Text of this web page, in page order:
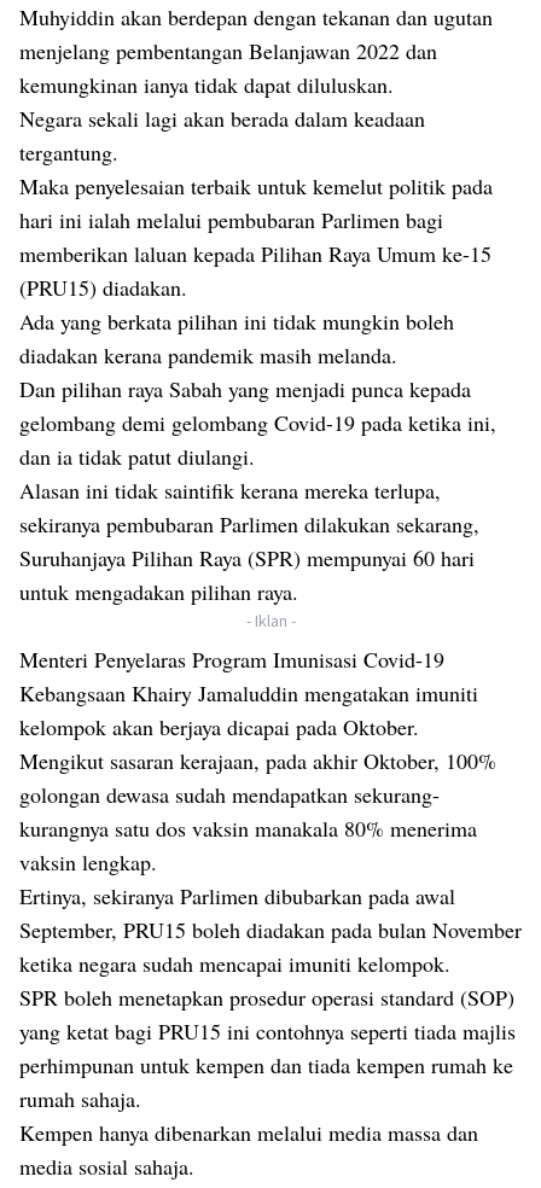
Muhyiddin akan berdepan dengan tekanan dan ugutan
menjelang pembentangan Belanjawan 2022 dan
kemungkinan ianya tidak dapat diluluskan.
Negara sekali lagi akan berada dalam keadaan
tergantung.
Maka penyelesaian terbaik untuk kemelut politik pada
hari ini ialah melalui pembubaran Parlimen bagi
memberikan laluan kepada Pilihan Raya Umum ke-15
(PRU15) diadakan.
Ada yang berkata pilihan ini tidak mungkin boleh
diadakan kerana pandemik masih melanda.
Dan pilihan raya Sabah yang menjadi punca kepada
gelombang demi gelombang Covid-19 pada ketika ini,
dan ia tidak patut diulangi.
Alasan ini tidak saintifik kerana mereka terlupa,
sekiranya pembubaran Parlimen dilakukan sekarang,
Suruhanjaya Pilihan Raya (SPR) mempunyai 60 hari
untuk mengadakan pilihan raya.
- Iklan -
Menteri Penyelaras Program Imunisasi Covid-19
Kebangsaan Khairy Jamaluddin mengatakan imuniti
kelompok akan berjaya dicapai pada Oktober.
Mengikut sasaran kerajaan, pada akhir Oktober, 100%
golongan dewasa sudah mendapatkan sekurang-
kurangnya satu dos vaksin manakala 80% menerima
vaksin lengkap.
Ertinya, sekiranya Parlimen dibubarkan pada awal
September, PRU15 boleh diadakan pada bulan November
ketika negara sudah mencapai imuniti kelompok.
SPR boleh menetapkan prosedur operasi standard (SOP)
yang ketat bagi PRU15 ini contohnya seperti tiada majlis
perhimpunan untuk kempen dan tiada kempen rumah ke
rumah sahaja.
Kempen hanya dibenarkan melalui media massa dan
media sosial sahaja.